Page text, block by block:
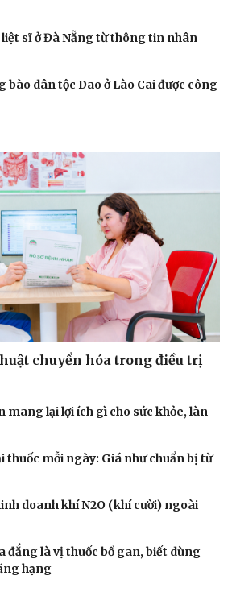
Podcast
Câu chuyện thời sự
Đọc truyện đêm khuya
Cửa sổ tình yêu
Kể chuyện cho bé
Hạt giống tâm hồn
liệt sĩ ở Đà Nẵng từ thông tin nhân
bào dân tộc Dao ở Lào Cai được công
chuyển hóa trong điều trị
mang lại lợi ích gì cho sức khỏe, làn
thuốc mỗi ngày: Giá như chuẩn bị từ
doanh khí N2O (khí cười) ngoài
đắng là vị thuốc bổ gan, biết dùng
hạng